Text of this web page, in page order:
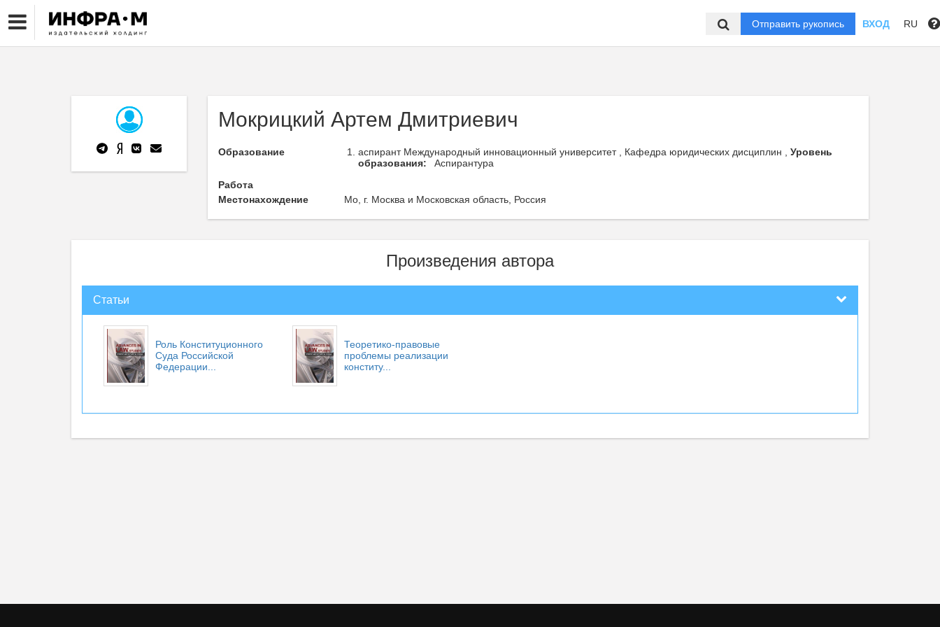
Отправить рукопись ВХОД RU
Мокрицкий Артем Дмитриевич
Образование аспирант Международный инновационный университет , Кафедра юридических дисциплин , Уровень
образования:
Аспирантура
Работа
Местонахождение
Мо, г. Москва и Московская область, Россия
Произведения автора
Статьи
Роль Конституционного
Суда Российской
Федерации...
Теоретико-правовые
проблемы реализации
конститу...